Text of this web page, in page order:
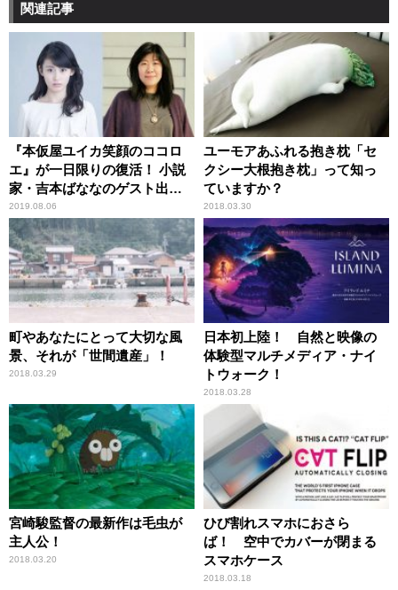
関連記事
『本仮屋ユイカ笑顔のココロ
エ』が一日限りの復活！ 小説
家・吉本ばななのゲスト出演
が決定！
2019.08.06
ユーモアあふれる抱き枕「セ
クシー大根抱き枕」って知っ
ていますか？
2018.03.30
町やあなたにとって大切な風
景、それが「世間遺産」！
2018.03.29
日本初上陸！ 自然と映像の
体験型マルチメディア・ナイ
トウォーク！
2018.03.28
宮崎駿監督の最新作は毛虫が
主人公！
2018.03.20
ひび割れスマホにおさら
ば！ 空中でカバーが閉まる
スマホケース
2018.03.18